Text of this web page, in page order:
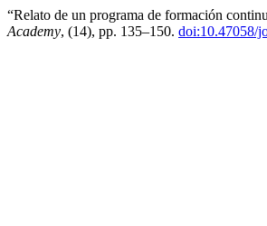
“Relato de un programa de formación
Academy, (14), pp. 135–150. doi:10.47058/